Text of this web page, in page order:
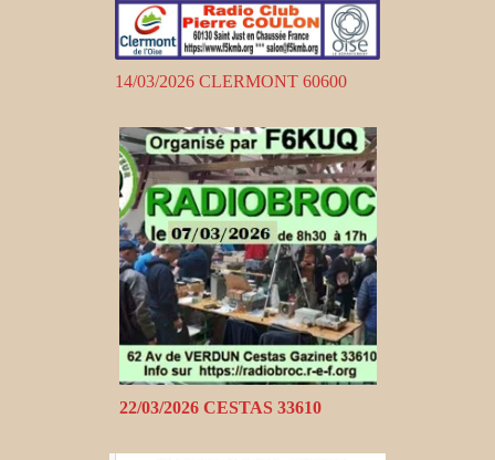
14/03/2026 CLERMONT 60600
22/03/2026 CESTAS 33610